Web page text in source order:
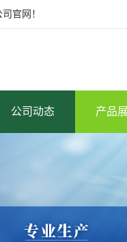
官网！
公司动态 产品